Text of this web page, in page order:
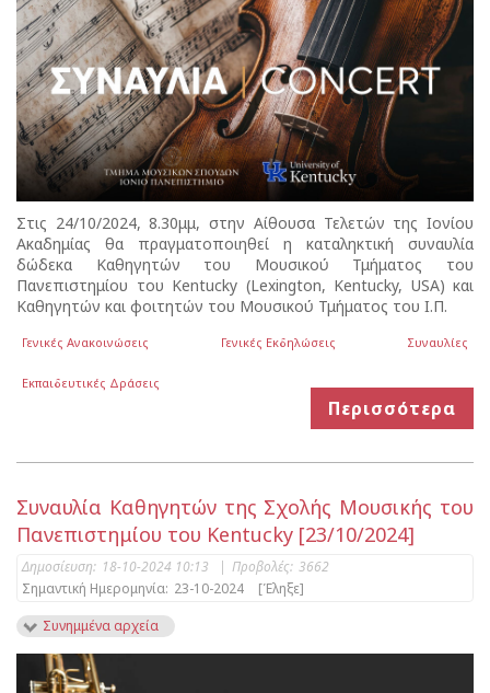
Στις 24/10/2024, 8.30μμ, στην Αίθουσα Τελετών της Ιονίου
Ακαδημίας θα πραγματοποιηθεί η καταληκτική συναυλία
δώδεκα Καθηγητών του Μουσικού Τμήματος του
Πανεπιστημίου του Kentucky (Lexington, Kentucky, USA) και
Καθηγητών και φοιτητών του Μουσικού Τμήματος του Ι.Π.
Γενικές Ανακοινώσεις Γενικές Εκδηλώσεις Συναυλίες
Εκπαιδευτικές Δράσεις
Περισσότερα
Συναυλία Καθηγητών της Σχολής Μουσικής του
Πανεπιστημίου του Kentucky [23/10/2024]
Δημοσίευση: 18-10-2024 10:13 | Προβολές: 3662
Σημαντική Ημερομηνία: 23-10-2024
[Έληξε]
Συνημμένα αρχεία